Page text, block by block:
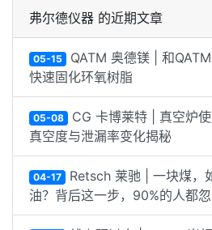
弗尔德仪器 的近期文章
05-15 QATM 奥德镁 | 和
快速固化环氧树脂
05-08 CG 卡博莱特 | 真空炉使
真空度与泄漏率变化揭秘
04-17 Retsch 莱驰 | 一块煤，
油？背后这一步，90%的人都